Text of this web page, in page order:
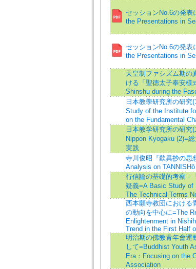
セッションNo.6の発
the Presentations in
セッションNo.6の発
the Presentations in
天皇制ファシズム期の
ける「聖徳太子奉安様
Shinshu during the
日本教學研究所の研究
Study of the Institute
on the Fundamental
日本教学研究所の研
Nippon Kyogaku (2)=
実践
寺川俊昭『歎異抄の思
Analysis on
行信論の基礎的考察 -
疑義=A Basic Study of
The Technical Terms
西本願寺教団における
の動向を中心に=The
Enlightenment in
Trend in the First Half
明治期の佛教青年會運
して=Buddhist Youth
Era：Focusing on the
Association